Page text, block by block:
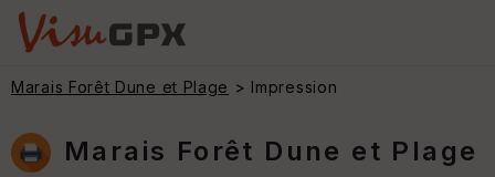
Marais Forêt Dune et Plage > Impression
Marais Forêt Dune et Plage